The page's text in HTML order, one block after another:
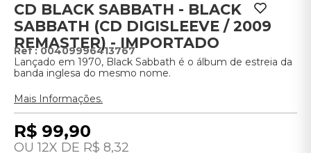
CD BLACK SABBATH - BLACK
SABBATH (CD DIGISLEEVE / 2009
REMASTER) - IMPORTADO
:00409996413767
Lançado em 1970, Black Sabbath é o álbum de estreia da
banda inglesa do mesmo nome.
Mais Informações.
R$ 99,90
12 R$ 8,32